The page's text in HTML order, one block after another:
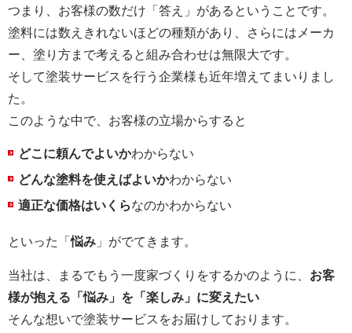
つまり、お客様の数だけ「答え」があるということです。
塗料には数えきれないほどの種類があり、さらにはメーカ
ー、塗り方まで考えると組み合わせは無限大です。
そして塗装サービスを行う企業様も近年増えてまいりまし
た。
このような中で、お客様の立場からすると
どこに頼んでよいかわからない
どんな塗料を使えばよいかわからない
適正な価格はいくらなのかわからない
といった「悩み 」がでてきます。
当社は、まるでもう一度家づくりをするかのように、 お客
様が抱える「悩み」を「楽しみ」に変えたい
そんな想いで塗装サービスをお届けしております。